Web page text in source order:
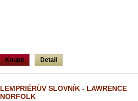
Koupit Detail
LEMPRIÉRŮV SLOVNÍK - LAWRENCE
NORFOLK